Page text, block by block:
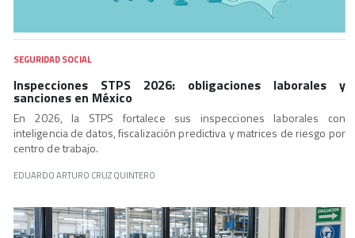
SEGURIDAD SOCIAL
Inspecciones STPS 2026: obligaciones laborales y
sanciones en México
En 2026, la STPS fortalece sus inspecciones laborales con
inteligencia de datos, fiscalización predictiva y matrices de riesgo por
centro de trabajo.
EDUARDO ARTURO CRUZ QUINTERO